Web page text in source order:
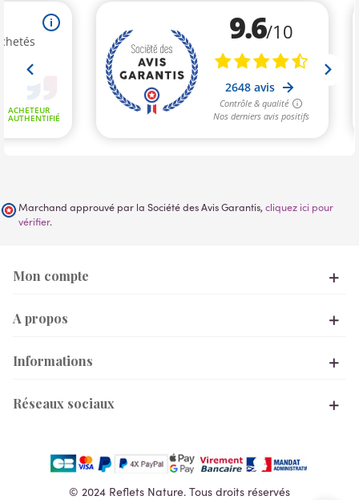
Marchand approuvé par la Société des Avis Garantis, cliquez ici pour
vérifier.
Mon compte
A propos
Informations
Réseaux sociaux
© 2024 Reflets Nature. Tous droits réservés